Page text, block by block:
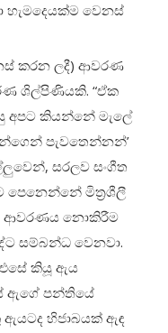
හැමදෙයක්ම වෙනස්
කරන ලදී) ආවරණ
ශිල්පිණියකි. “ඒක
කියන්නේ මැලේ
පැවතෙන්නන්’
සරලව සංගීත
පෙනෙන්නේ මිත්‍රශීලී
ආවරණය නොකිරීම
සම්බන්ධ වෙනවා.
එසේ කියූ ඇය
ඇගේ පන්තියේ
හිජාබයක් ඇඳ